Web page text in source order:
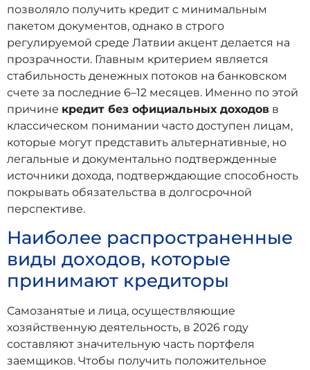
позволяло получить кредит с минимальным
пакетом документов, однако в строго
регулируемой среде Латвии акцент делается на
прозрачности. Главным критерием является
стабильность денежных потоков на банковском
счете за последние 6–12 месяцев. Именно по этой
причине кредит без официальных доходов в
классическом понимании часто доступен лицам,
которые могут представить альтернативные, но
легальные и документально подтвержденные
источники дохода, подтверждающие способность
покрывать обязательства в долгосрочной
перспективе.
Наиболее распространенные
виды доходов, которые
принимают кредиторы
Самозанятые и лица, осуществляющие
хозяйственную деятельность, в 2026 году
составляют значительную часть портфеля
заемщиков. Чтобы получить положительное